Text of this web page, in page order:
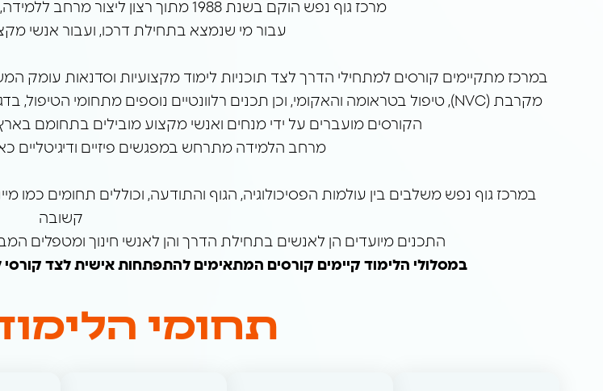
מרכז גוף נפש הוקם בשנת 1988 מתוך רצון ליצור מרחב ללמידה, חקירה והתפתחות אישית בתחומי גוף־נפש,
עבור מי שנמצא בתחילת דרכו, ועבור אנשי
מקרבת (NVC), טיפול בטראומה והאקומי, וכן תכנים רלוונטיים נוספים מתחומי הטיפול, בדגש על הרחבת ארגז הכלים הטיפולי וחיבור בין ידע תיאורטי לפרקטיקה.
הקורסים מועברים על ידי מנחים ואנשי מקצוע מובילים בתחומם בארץ,
מרחב הלמידה מתרחש במפגשים פיזיים ודיגיטליים
קשובה
התכנים מיועדים הן לאנשים בתחילת הדרך והן לאנשי חינוך ומטפלים
במסלולי הלימוד קיימים קורסים המתאימים להתפתחות אישית לצד קורסי
תחומי